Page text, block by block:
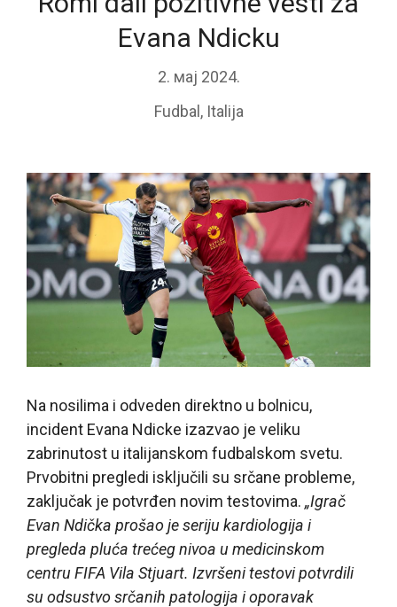
Evana Ndicku
2. мај 2024.
Fudbal , Italija
Na nosilima i odveden direktno u bolnicu,
incident Evana Ndicke izazvao je veliku
zabrinutost u italijanskom fudbalskom svetu.
Prvobitni pregledi isključili su srčane probleme,
zaključak je potvrđen novim testovima. „Igrač
Evan Ndička prošao je seriju kardiologija i
pregleda pluća trećeg nivoa u medicinskom
centru FIFA Vila Stjuart. Izvršeni testovi potvrdili
su odsustvo srčanih patologija i oporavak